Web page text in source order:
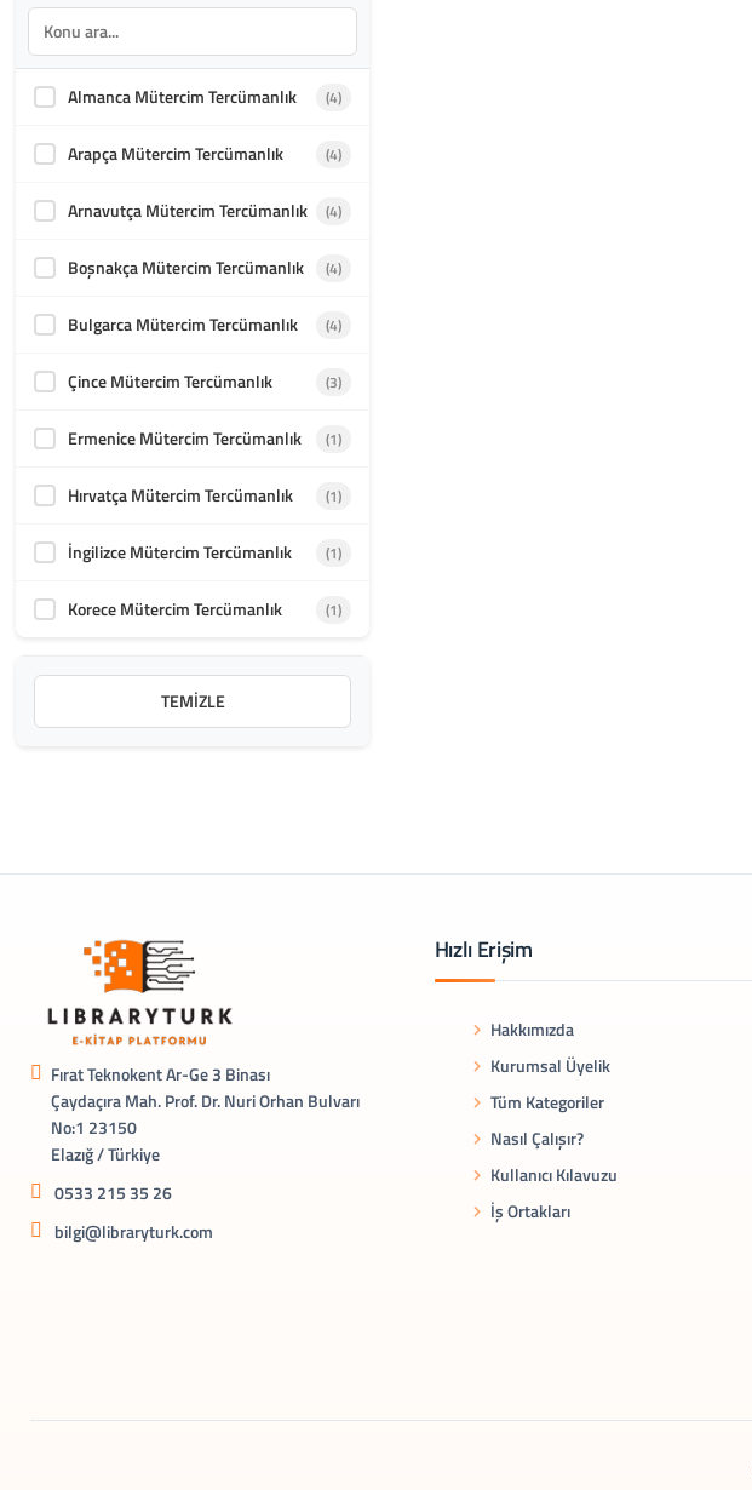
Almanca Mütercim Tercümanlık (4)
Arapça Mütercim Tercümanlık (4)
Arnavutça Mütercim Tercümanlık (4)
Boşnakça Mütercim Tercümanlık (4)
Bulgarca Mütercim Tercümanlık (4)
Çince Mütercim Tercümanlık (3)
Ermenice Mütercim Tercümanlık (1)
Hırvatça Mütercim Tercümanlık (1)
İngilizce Mütercim Tercümanlık (1)
Korece Mütercim Tercümanlık (1)
TEMIZLE
Fırat Teknokent Ar-Ge 3 Binası
Çaydaçıra Mah. Prof. Dr. Nuri Orhan Bulvarı
No:1 23150
Elazığ / Türkiye
0533 215 35 26
bilgi@libraryturk.com
Hızlı Erişim
Hakkımızda
Kurumsal Üyelik
Tüm Kategoriler
Nasıl Çalışır?
Kullanıcı Kılavuzu
İş Ortakları